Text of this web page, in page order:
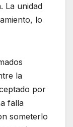
La unidad
lo
la
por
falla
someterlo